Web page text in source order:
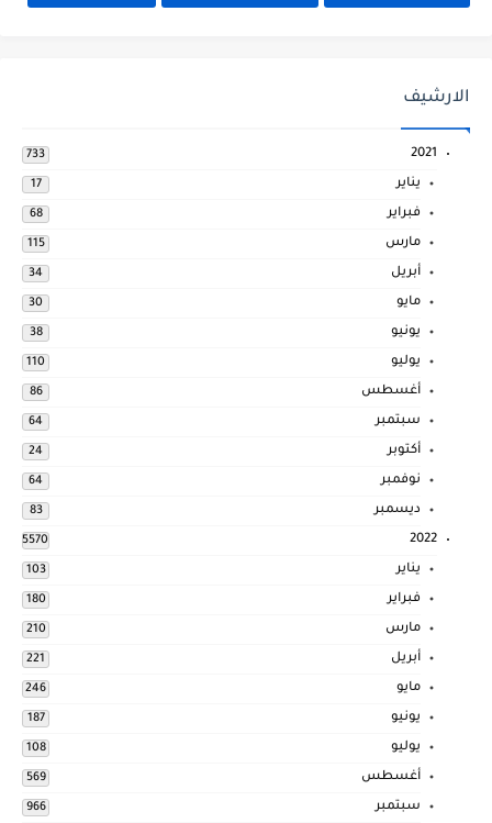
الارشيف
2021
733
يناير 17
فبراير 68
مارس 115
أبريل 34
مايو 30
يونيو 38
يوليو 110
أغسطس 86
سبتمبر 64
أكتوبر 24
نوفمبر 64
ديسمبر 83
2022
5570
يناير 103
فبراير 180
مارس 210
أبريل 221
مايو 246
يونيو 187
يوليو 108
أغسطس 569
سبتمبر 966